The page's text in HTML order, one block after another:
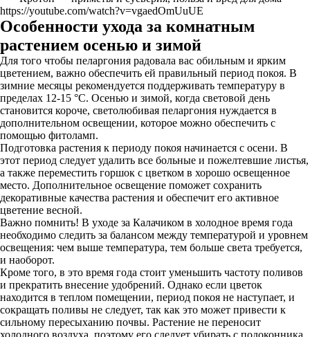
https://youtube.com/watch?v=vgaedOmUuUE
Особенности ухода за комнатным
растением осенью и зимой
Для того чтобы пеларгония радовала вас обильным и ярким
цветением, важно обеспечить ей правильный период покоя. В
зимние месяцы рекомендуется поддерживать температуру в
пределах 12-15 °C. Осенью и зимой, когда световой день
становится короче, светолюбивая пеларгония нуждается в
дополнительном освещении, которое можно обеспечить с
помощью фитоламп.
Подготовка растения к периоду покоя начинается с осени. В
этот период следует удалить все больные и пожелтевшие листья,
а также переместить горшок с цветком в хорошо освещенное
место. Дополнительное освещение поможет сохранить
декоративные качества растения и обеспечит его активное
цветение весной.
Важно помнить! В уходе за Калачиком в холодное время года
необходимо следить за балансом между температурой и уровнем
освещения: чем выше температура, тем больше света требуется,
и наоборот.
Кроме того, в это время года стоит уменьшить частоту поливов
и прекратить внесение удобрений. Однако если цветок
находится в теплом помещении, период покоя не наступает, и
сокращать поливы не следует, так как это может привести к
сильному пересыханию почвы. Растение не переносит
холодного воздуха, поэтому его следует убирать с подоконника